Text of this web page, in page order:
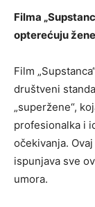
Filma
opterećuju žene
Film
društveni
„superžene“,
profesionalka i
očekivanja.
ispunjava sve
umora.